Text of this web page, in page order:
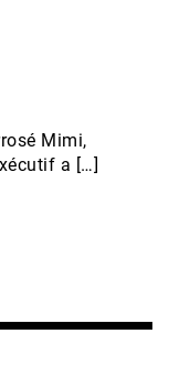
Mimi,
a […]